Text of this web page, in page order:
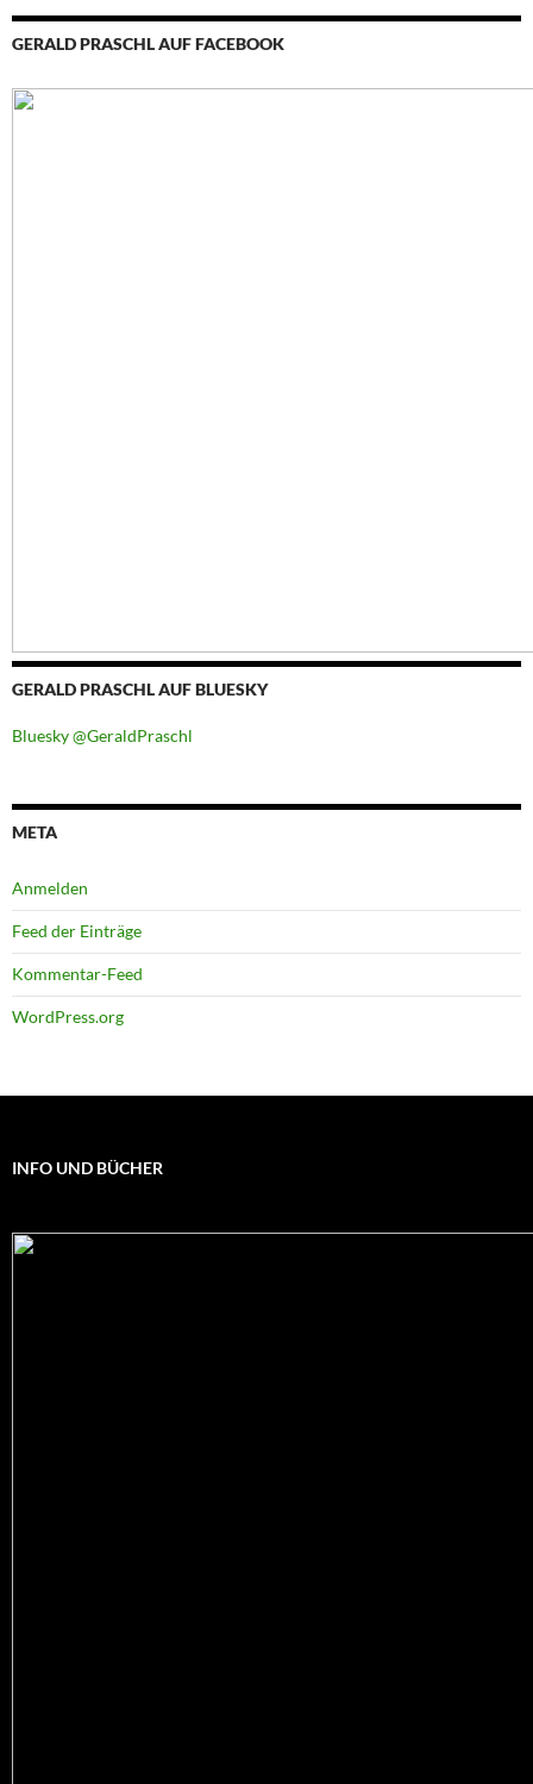
GERALD PRASCHL AUF FACEBOOK
GERALD PRASCHL AUF BLUESKY
Bluesky @GeraldPraschl
META
Anmelden
Feed der Einträge
Kommentar-Feed
WordPress.org
INFO UND BÜCHER